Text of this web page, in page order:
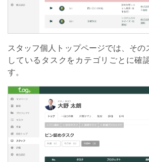
スタッフ個人トップページでは、その
しているタスクをカテゴリごとに確
す。